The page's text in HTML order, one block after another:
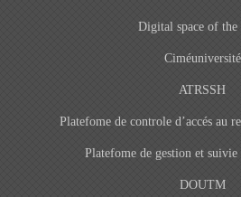
Digital space of
Ciméuniversité
ATRSSH
Platefome de controle d’accés au
Platefome de gestion et suivie
DOUTM